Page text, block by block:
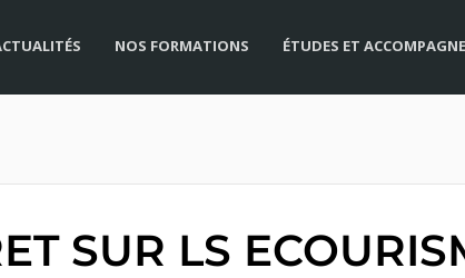
NOS FORMATIONS ÉTUDES ET
SUR LS